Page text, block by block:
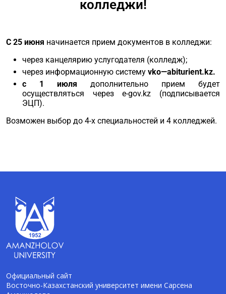
колледжи!
С 25 июня начинается прием документов в колледжи:
через канцелярию услугодателя (колледж);
через информационную систему vko—abiturient.kz.
с 1 июля дополнительно прием будет
осуществляться через e-gov.kz (подписывается
ЭЦП).
Возможен выбор до 4-х специальностей и 4 колледжей.
Официальный сайт
Восточно-Казахстанский университет имени Сарсена